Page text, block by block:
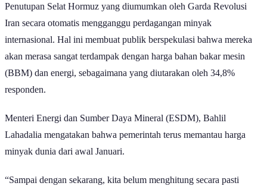
berdampak pada kondisi Indonesia.
Aspek yang Diperkirakan Berdampak